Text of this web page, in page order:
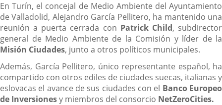
En Turín, el concejal de Medio Ambiente del Ayuntamiento
de Valladolid, Alejandro García Pellitero, ha mantenido una
reunión a puerta cerrada con Patrick Child, subdirector
general de Medio Ambiente de la Comisión y líder de la
Misión Ciudades, junto a otros políticos municipales.
Además, García Pellitero, único representante español, ha
compartido con otros ediles de ciudades suecas, italianas y
eslovacas el avance de sus ciudades con el Banco Europeo
de Inversionesy miembros del consorcio NetZeroCities.